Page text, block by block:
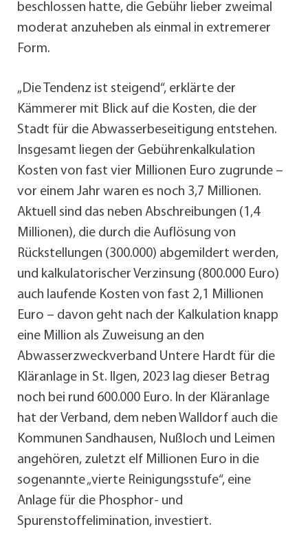
beschlossen hatte, die Gebühr lieber zweimal
moderat anzuheben als einmal in extremerer
Form.
„Die Tendenz ist steigend“, erklärte der
Kämmerer mit Blick auf die Kosten, die der
Stadt für die Abwasserbeseitigung entstehen.
Insgesamt liegen der Gebührenkalkulation
Kosten von fast vier Millionen Euro zugrunde –
vor einem Jahr waren es noch 3,7 Millionen.
Aktuell sind das neben Abschreibungen (1,4
Millionen), die durch die Auflösung von
Rückstellungen (300.000) abgemildert werden,
und kalkulatorischer Verzinsung (800.000 Euro)
auch laufende Kosten von fast 2,1 Millionen
Euro – davon geht nach der Kalkulation knapp
eine Million als Zuweisung an den
Abwasserzweckverband Untere Hardt für die
Kläranlage in St. Ilgen, 2023 lag dieser Betrag
noch bei rund 600.000 Euro. In der Kläranlage
hat der Verband, dem neben Walldorf auch die
Kommunen Sandhausen, Nußloch und Leimen
angehören, zuletzt elf Millionen Euro in die
sogenannte „vierte Reinigungsstufe“, eine
Anlage für die Phosphor- und
Spurenstoffelimination, investiert.